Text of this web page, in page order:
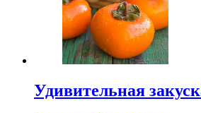
Удивительная